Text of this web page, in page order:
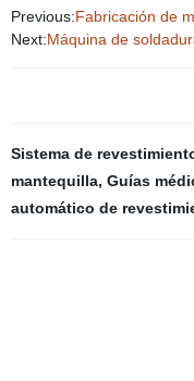
Previous:Fabricación de
Next:Máquina de
Sistema de
mantequilla, Guías
automático de